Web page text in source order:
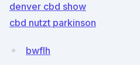
denver cbd show
cbd nutzt parkinson
bwflh